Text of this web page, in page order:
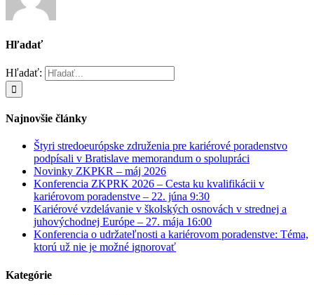
Hľadať
Hľadať:
Najnovšie články
Štyri stredoeurópske združenia pre kariérové poradenstvo
podpísali v Bratislave memorandum o spolupráci
Novinky ZKPKR – máj 2026
Konferencia ZKPRK 2026 – Cesta ku kvalifikácii v
kariérovom poradenstve – 22. júna 9:30
Kariérové vzdelávanie v školských osnovách v strednej a
juhovýchodnej Európe – 27. mája 16:00
Konferencia o udržateľnosti a kariérovom poradenstve: Téma,
ktorú už nie je možné ignorovať
Kategórie